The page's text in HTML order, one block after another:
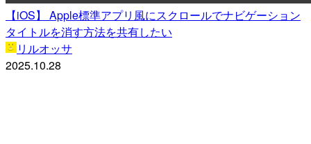
【iOS】 Apple標準アプリ風にスクロールでナビゲーション
タイトルを消す方法を共有したい
リルオッサ
2025.10.28